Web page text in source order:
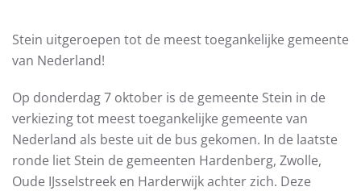
Stein uitgeroepen tot de meest toegankelijke gemeente
van Nederland!
Op donderdag 7 oktober is de gemeente Stein in de
verkiezing tot meest toegankelijke gemeente van
Nederland als beste uit de bus gekomen. In de laatste
ronde liet Stein de gemeenten Hardenberg, Zwolle,
Oude IJsselstreek en Harderwijk achter zich. Deze